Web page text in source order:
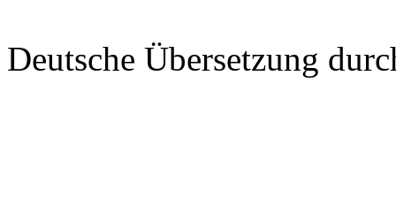
Deutsche Übersetzung